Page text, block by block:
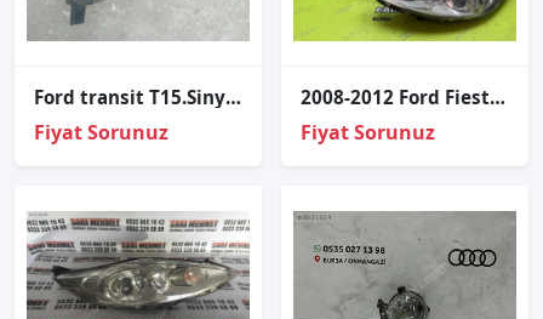
Ford transit T15.Sinyal kolu
Fiyat Sorunuz
2008-2012 Ford Fiesta Mercekli Takım Far
Fiyat Sorunuz